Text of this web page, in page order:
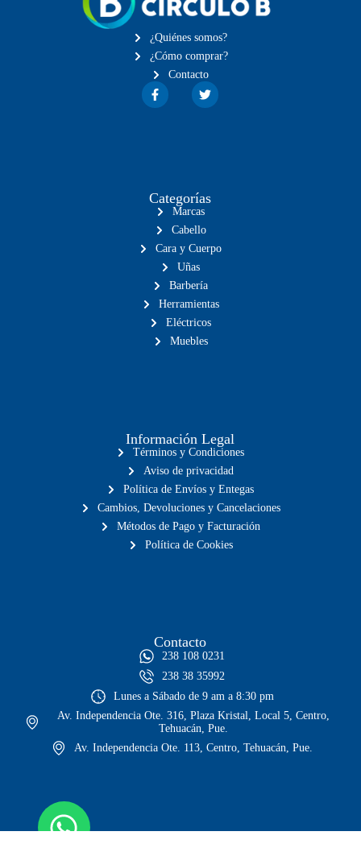
¿Quiénes somos?
¿Cómo comprar?
Contacto
Categorías
Marcas
Cabello
Cara y Cuerpo
Uñas
Barbería
Herramientas
Eléctricos
Muebles
Información Legal
Términos y Condiciones
Aviso de privacidad
Política de Envíos y Entegas
Cambios, Devoluciones y Cancelaciones
Métodos de Pago y Facturación
Política de Cookies
Contacto
238 108 0231
238 38 35992
Lunes a Sábado de 9 am a 8:30 pm
Av. Independencia Ote. 316, Plaza Kristal, Local 5, Centro,
Tehuacán, Pue.
Av. Independencia Ote. 113, Centro, Tehuacán, Pue.